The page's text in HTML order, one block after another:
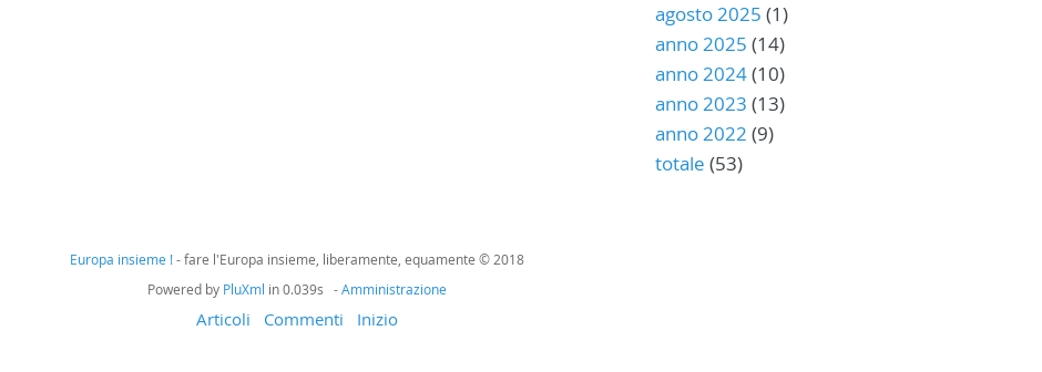
agosto 2025 (1)
anno 2025 (14)
anno 2024(10)
anno 2023 (13)
anno 2022 (9)
totale (53)
Europa insieme !- fare l'Europa insieme, liberamente, equamente © 2018
Powered by PluXml in 0.039s -Amministrazione
Articoli Commenti Inizio